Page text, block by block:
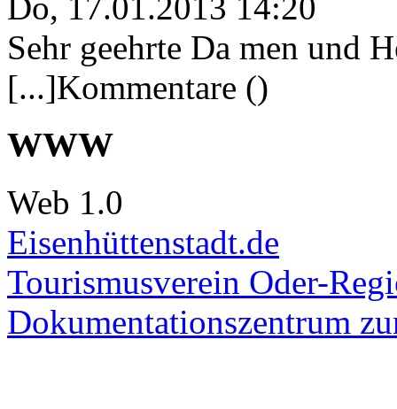
Do, 17.01.2013 14:20
Sehr geehrte Da men und
[...]Kommentare ()
WWW
Web 1.0
Eisenhüttenstadt.de
Tourismusverein Oder-
Dokumentationszentrum